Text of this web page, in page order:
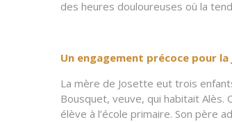
des heures douloureuses où la
Un engagement précoce pour
La mère de Josette eut trois
Bousquet, veuve, qui habitait Alès.
élève à l’école primaire. Son père